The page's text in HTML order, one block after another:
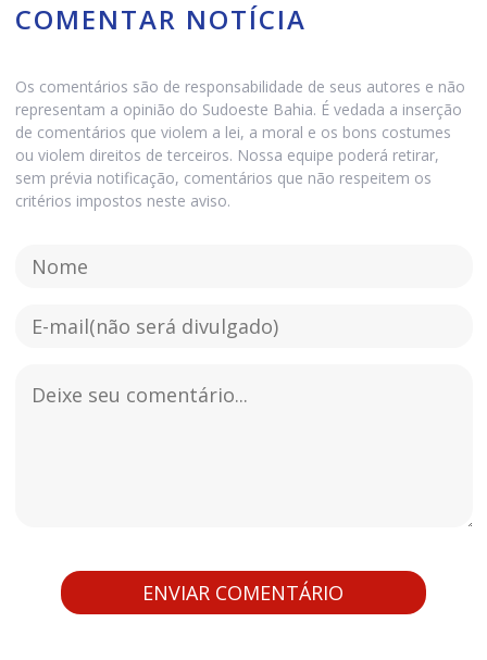
COMENTAR NOTÍCIA
Os comentários são de responsabilidade de seus autores e não
representam a opinião do Sudoeste Bahia. É vedada a inserção
de comentários que violem a lei, a moral e os bons costumes
ou violem direitos de terceiros. Nossa equipe poderá retirar,
sem prévia notificação, comentários que não respeitem os
critérios impostos neste aviso.